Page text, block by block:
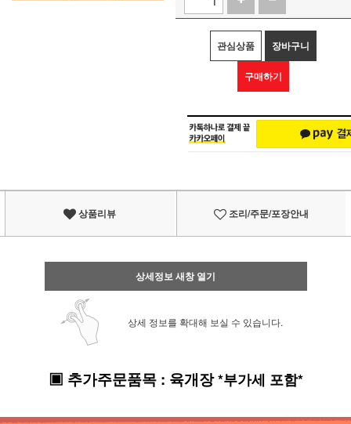
관심상품 장바구니
구매하기
상품리뷰 조리/주문/포장안내
상세정보 새창 열기
상세 정보를 확대해 보실 수 있습니다.
▣ 추가주문품목: 육개장*부가세 포함*